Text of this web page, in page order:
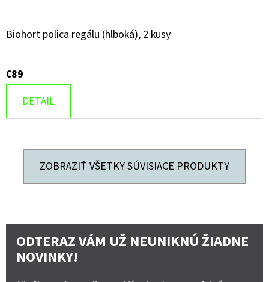
Biohort polica regálu (hlboká), 2 kusy
€89
DETAIL
ZOBRAZIŤ VŠETKY SÚVISIACE PRODUKTY
ODTERAZ VÁM UŽ NEUNIKNÚ ŽIADNE
NOVINKY!